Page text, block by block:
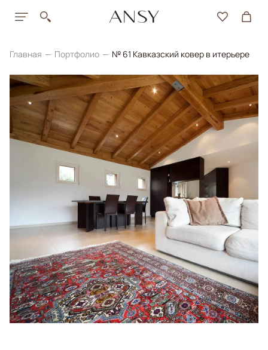
Главная Портфолио № 61 Кавказский ковер в итерьере